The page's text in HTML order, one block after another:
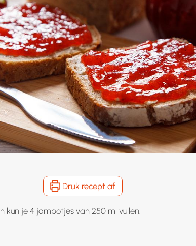
Druk recept af
kun je 4 jampotjes van 250 ml vullen.